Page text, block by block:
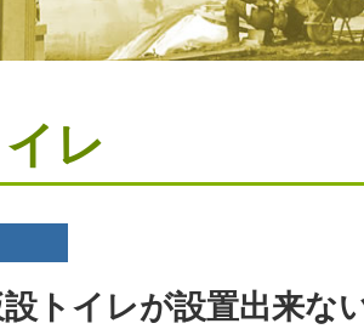
レ
トイレが設置出来な